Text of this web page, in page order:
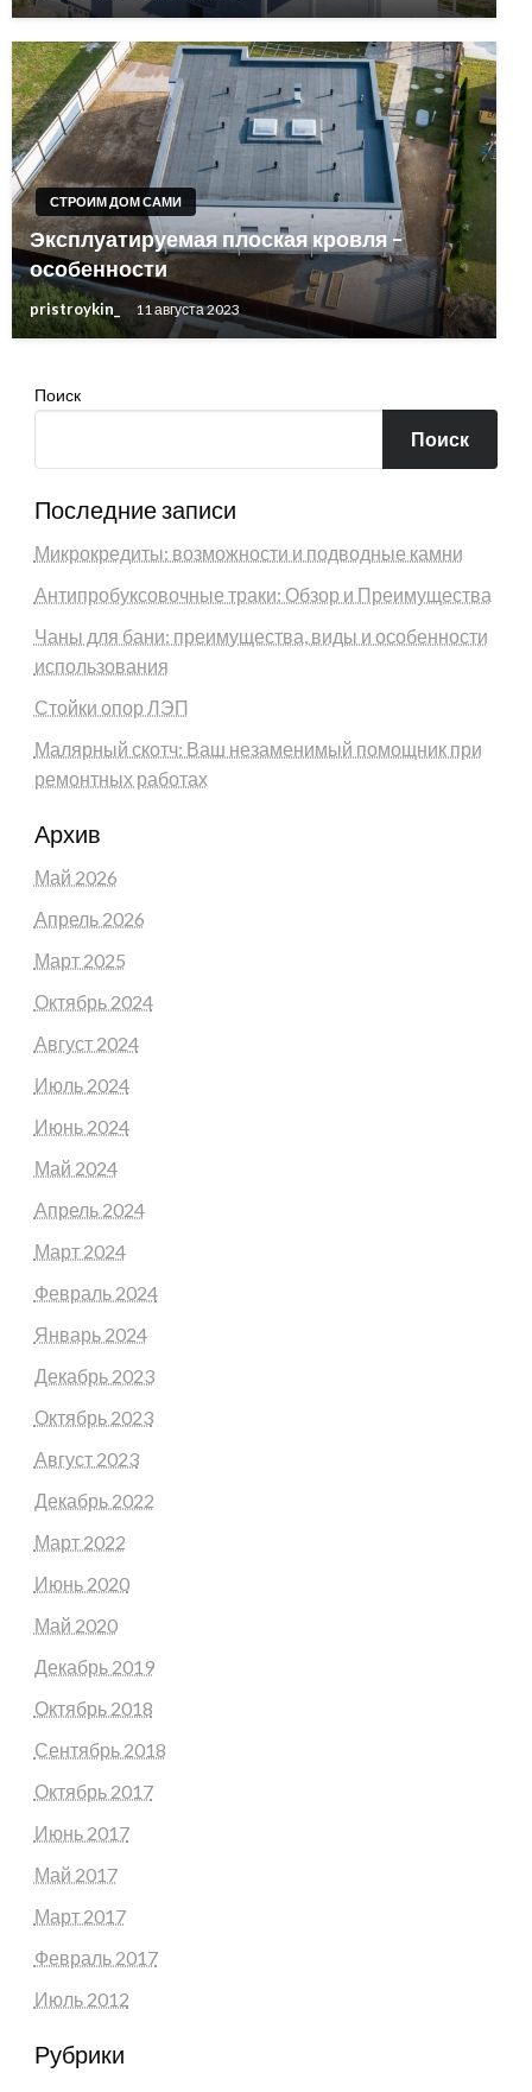
СТРОИМ ДОМ САМИ
Эксплуатируемая плоская кровля –
особенности
pristroykin_ 11 августа 2023
Поиск
Поиск
Последние записи
Микрокредиты: возможности и подводные камни
Антипробуксовочные траки: Обзор и Преимущества
Чаны для бани: преимущества, виды и особенности
использования
Стойки опор ЛЭП
Малярный скотч: Ваш незаменимый помощник при
ремонтных работах
Архив
Май 2026
Апрель 2026
Март 2025
Октябрь 2024
Август 2024
Июль 2024
Июнь 2024
Май 2024
Апрель 2024
Март 2024
Февраль 2024
Январь 2024
Декабрь 2023
Октябрь 2023
Август 2023
Декабрь 2022
Март 2022
Июнь 2020
Май 2020
Декабрь 2019
Октябрь 2018
Сентябрь 2018
Октябрь 2017
Июнь 2017
Май 2017
Март 2017
Февраль 2017
Июль 2012
Рубрики